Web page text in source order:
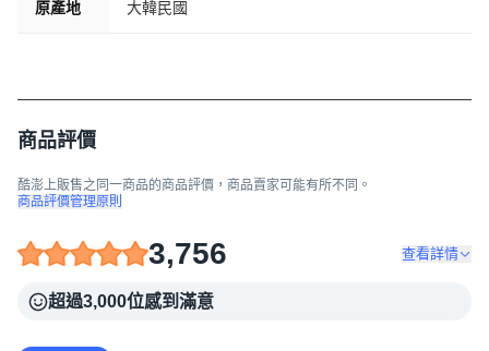
原產地 大韓民國
商品評價
酷澎上販售之同一商品的商品評價，商品賣家可能有所不同。
商品評價管理原則
3,756 查看詳情
超過3,000位感到滿意